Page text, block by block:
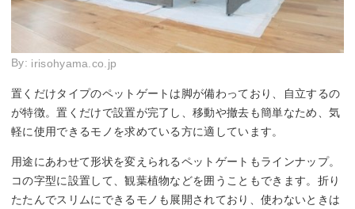
By: irisohyama.co.jp
置くだけタイプのペットゲートは脚が備わっており、自立するの
が特徴。置くだけで設置が完了し、移動や撤去も簡単なため、気
軽に使用できるモノを求めている方に適しています。
用途にあわせて形状を変えられるペットゲートもラインナップ。
コの字型に設置して、観葉植物などを囲うこともできます。折り
たたんでスリムにできるモノも展開されており、使わないときは